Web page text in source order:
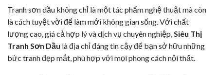
Tranh sơn dầu không chỉ là một tác phẩm nghệ thuật mà còn
là cách tuyệt vời để làm mới không gian sống. Với chất
lượng cao, giá cả hợp lý và dịch vụ chuyên nghiệp,Siêu Thị
Tranh Sơn Dầu là địa chỉ đáng tin cậy để bạn sở hữu những
bức tranh đẹp mắt, phù hợp với mọi phong cách nội thất.